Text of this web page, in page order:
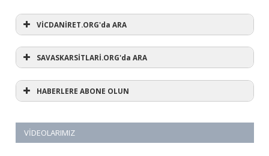
VİCDANİRET.ORG'da ARA
SAVASKARSİTLARİ.ORG'da ARA
HABERLERE ABONE OLUN
VIDEOLARIMIZ